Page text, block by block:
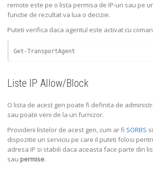
remote este pe o lista permisa de IP-uri sau pe
functie de rezultat va lua o decizie.
Puteti verifica daca agentul este activat cu
Get-TransportAgent
Liste IP Allow/Block
O lista de acest gen poate fi definita de
sau poate veni de la un furnizor.
Providerii listelor de acest gen, cum ar fi SORBS si
dispozitie un serviciu pe care il puteti folosi
adresa IP si stabili daca aceasta face parte din
sau permise.